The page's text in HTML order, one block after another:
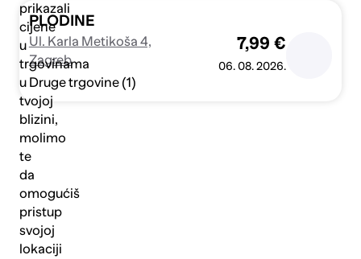
prikazali
cijene
u
trgovinama
u
tvojoj
blizini,
molimo
te
da
omogućiš
pristup
svojoj
lokaciji
Pošalji
PLODINE
Ul. Karla Metikoša 4,
Zagreb
Druge trgovine (1)
7,99 €
06. 08. 2026.